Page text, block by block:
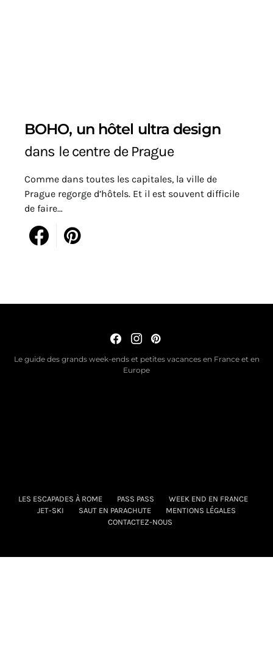
BOHO, un hôtel ultra design
dans le centre de Prague
Comme dans toutes les capitales, la ville de
Prague regorge d’hôtels. Et il est souvent difficile
de faire…
Le guide des grands week-ends et petites vacances en France et en
Europe
LES ESCAPADES À ROME PASS PASS
WEEK END EN FRANCE
JET-SKI
SAUT EN PARACHUTE
MENTIONS LÉGALES
CONTACTEZ-NOUS